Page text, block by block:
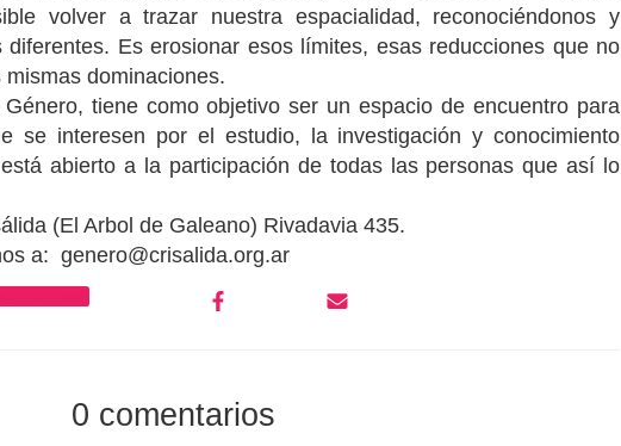
volver a trazar nuestra espacialidad, reconociéndonos y
diferentes. Es erosionar esos límites, esas reducciones que no
dominaciones.
tiene como objetivo ser un espacio de encuentro para
se interesen por el estudio, la investigación y conocimiento
abierto a la participación de todas las personas que así lo
(El Arbol de Galeano) Rivadavia 435.
a: genero@crisalida.org.ar
0 comentarios